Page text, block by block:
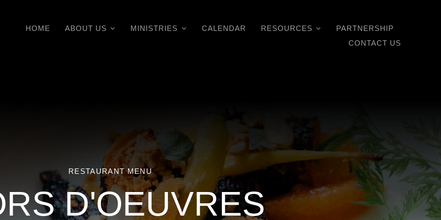
HOME ABOUT US MINISTRIES CALENDAR RESOURCES
PARTNERSHIP
CONTACT US
RESTAURANT MENU
D'OEUVRES